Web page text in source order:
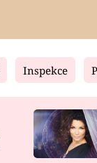
Inspekce